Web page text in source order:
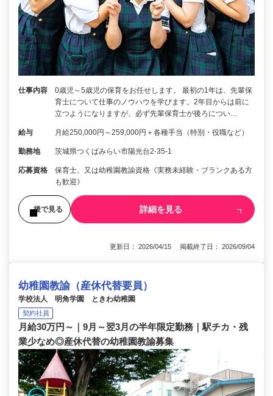
仕事内容
0歳児～5歳児の保育をお任せします。 最初の1年は、先輩保
育士について仕事のノウハウを学びます。2年目からは前に
立つようになりますが、必ず先輩保育士が後ろについ…
給与 月給250,000円～259,000円＋各種手当（特別・役職など）
勤務地 茨城県つくばみらい市陽光台2-35-1
応募資格
保育士、又は幼稚園教諭資格《実務未経験・ブランクある方
も歓迎》
後で見る 詳細を見る
更新日： 2026/04/15 掲載終了日： 2026/09/04
幼稚園教諭（産休代替要員）
学校法人 明角学園 ときわ幼稚園
契約社員
月給30万円～｜9月～翌3月の半年限定勤務｜駅チカ・残
業少なめ◎産休代替の幼稚園教諭募集